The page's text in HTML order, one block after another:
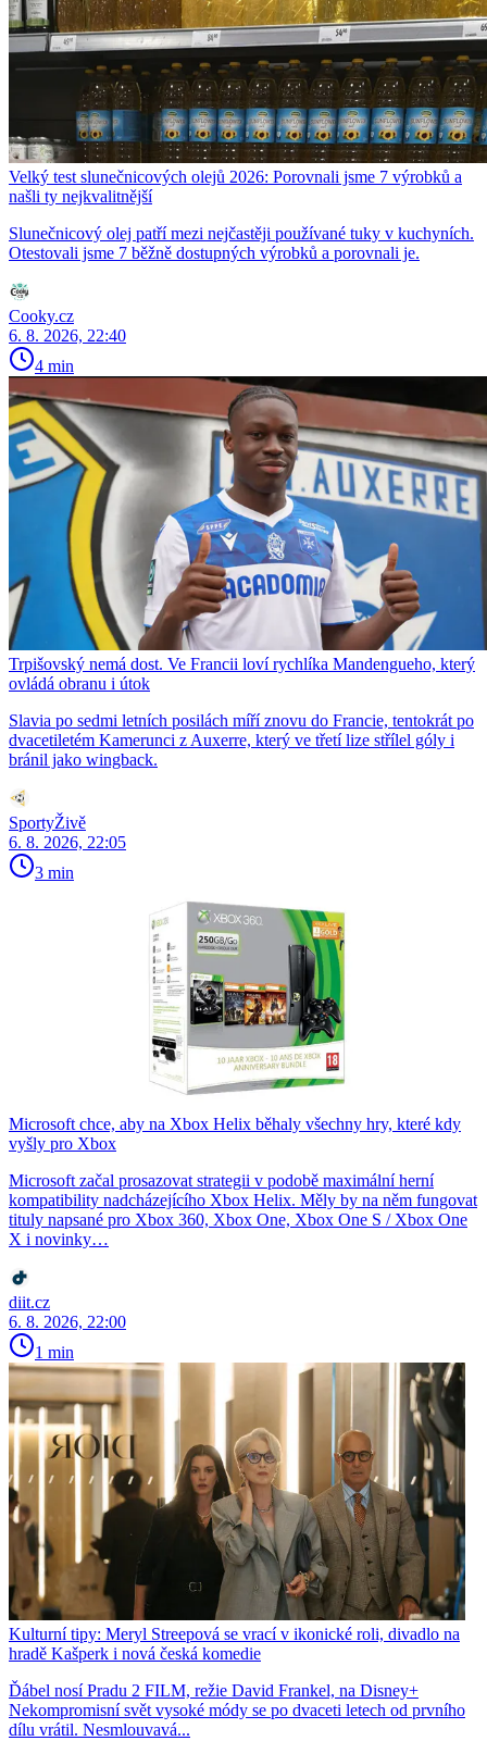
Velký test slunečnicových olejů 2026: Porovnali jsme 7 výrobků a
našli ty nejkvalitnější
Slunečnicový olej patří mezi nejčastěji používané tuky v kuchyních.
Otestovali jsme 7 běžně dostupných výrobků a porovnali je.
Cooky.cz
6. 8. 2026, 22:40
4 min
Trpišovský nemá dost. Ve Francii loví rychlíka Mandengueho, který
ovládá obranu i útok
Slavia po sedmi letních posilách míří znovu do Francie, tentokrát po
dvacetiletém Kamerunci z Auxerre, který ve třetí lize střílel góly i
bránil jako wingback.
SportyŽivě
6. 8. 2026, 22:05
3 min
Microsoft chce, aby na Xbox Helix běhaly všechny hry, které kdy
vyšly pro Xbox
Microsoft začal prosazovat strategii v podobě maximální herní
kompatibility nadcházejícího Xbox Helix. Měly by na něm fungovat
tituly napsané pro Xbox 360, Xbox One, Xbox One S / Xbox One
X i novinky…
diit.cz
6. 8. 2026, 22:00
1 min
Kulturní tipy: Meryl Streepová se vrací v ikonické roli, divadlo na
hradě Kašperk i nová česká komedie
Ďábel nosí Pradu 2 FILM, režie David Frankel, na Disney+
Nekompromisní svět vysoké módy se po dvaceti letech od prvního
dílu vrátil. Nesmlouvavá...